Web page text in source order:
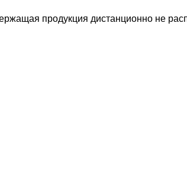
продукция дистанционно не